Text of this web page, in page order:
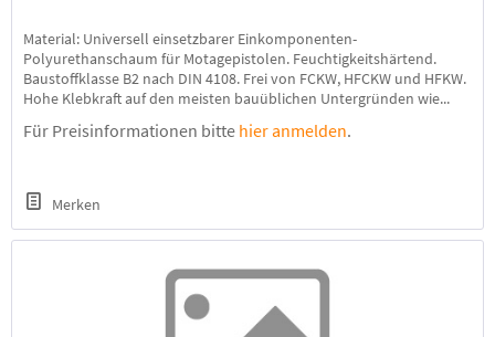
Material: Universell einsetzbarer Einkomponenten-
Polyurethanschaum für Motagepistolen. Feuchtigkeitshärtend.
Baustoffklasse B2 nach DIN 4108. Frei von FCKW, HFCKW und HFKW.
Hohe Klebkraft auf den meisten bauüblichen Untergründen wie...
Für Preisinformationen bitte hier anmelden.
Merken